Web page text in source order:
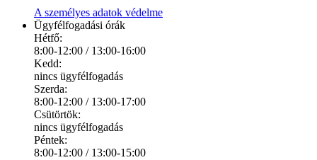
A személyes adatok védelme
Ügyfélfogadási órák
Hétfő:
8:00-12:00 / 13:00-16:00
Kedd:
nincs ügyfélfogadás
Szerda:
8:00-12:00 / 13:00-17:00
Csütörtök:
nincs ügyfélfogadás
Péntek:
8:00-12:00 / 13:00-15:00